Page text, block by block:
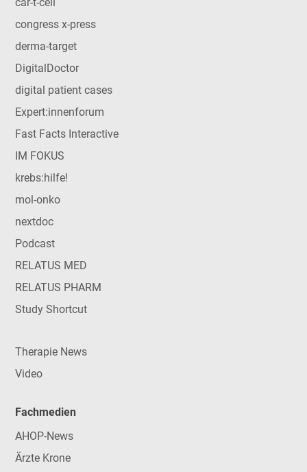
car-t-cell
congress x-press
derma-target
DigitalDoctor
digital patient cases
Expert:innenforum
Fast Facts Interactive
IM FOKUS
krebs:hilfe!
mol-onko
nextdoc
Podcast
RELATUS MED
RELATUS PHARM
Study Shortcut
Therapie News
Video
Fachmedien
AHOP-News
Ärzte Krone